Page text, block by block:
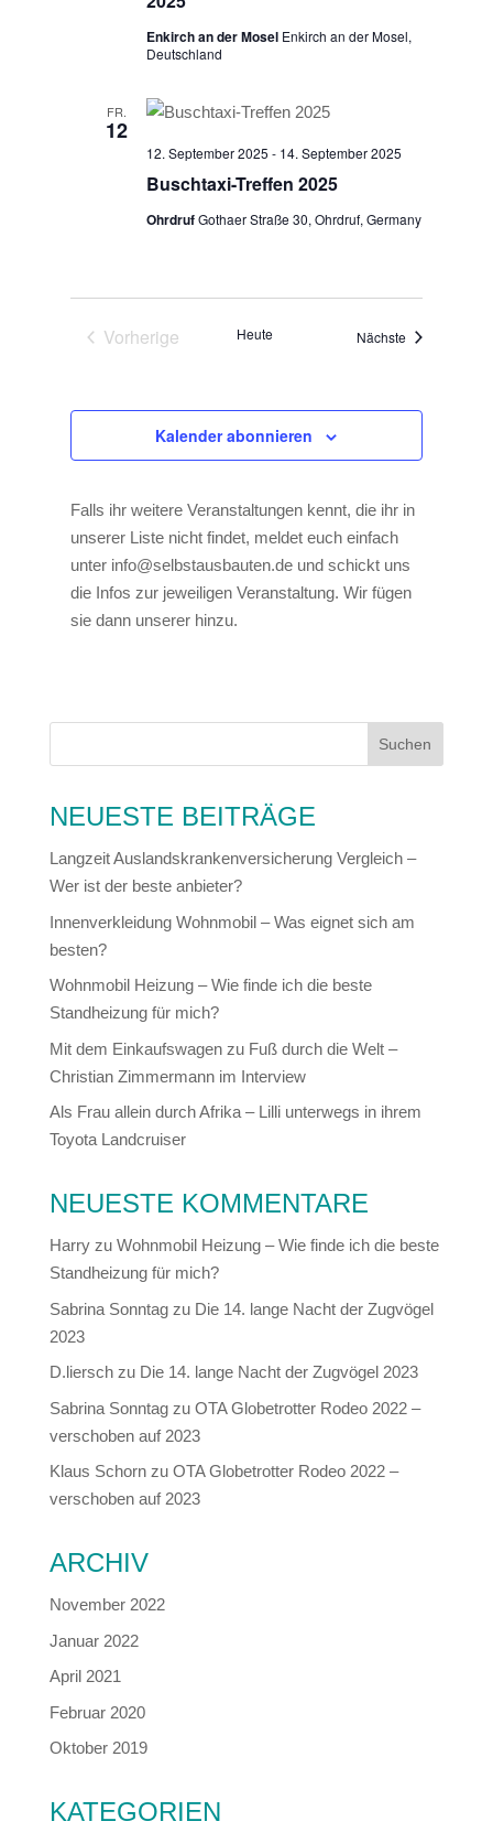
Enkirch an der Mosel Enkirch an der Mosel,
Deutschland
FR.
12
Buschtaxi-Treffen 2025
12. September 2025 - 14. September 2025
OhrdrufGothaer Straße 30, Ohrdruf, Germany
Vorherige
Heute Nächste
Kalender abonnieren
Falls ihr weitere Veranstaltungen kennt, die ihr in
unserer Liste nicht findet, meldet euch einfach
unter info@selbstausbauten.de und schickt uns
die Infos zur jeweiligen Veranstaltung. Wir fügen
sie dann unserer hinzu.
NEUESTE BEITRÄGE
Langzeit Auslandskrankenversicherung Vergleich –
Wer ist der beste anbieter?
Innenverkleidung Wohnmobil – Was eignet sich am
besten?
Wohnmobil Heizung – Wie finde ich die beste
Standheizung für mich?
Mit dem Einkaufswagen zu Fuß durch die Welt –
Christian Zimmermann im Interview
Als Frau allein durch Afrika – Lilli unterwegs in ihrem
Toyota Landcruiser
NEUESTE KOMMENTARE
Harryzu Wohnmobil Heizung – Wie finde ich die beste
Standheizung für mich?
Sabrina Sonntagzu Die 14. lange Nacht der Zugvögel
2023
D.lierschzu Die 14. lange Nacht der Zugvögel 2023
Sabrina Sonntagzu OTA Globetrotter Rodeo 2022 –
verschoben auf 2023
Klaus Schornzu OTA Globetrotter Rodeo 2022 –
verschoben auf 2023
ARCHIV
November 2022
Januar 2022
April 2021
Februar 2020
Oktober 2019
KATEGORIEN